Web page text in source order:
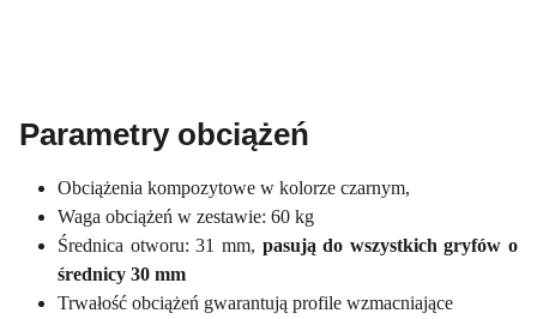
Parametry obciążeń
Obciążenia kompozytowe w kolorze czarnym,
Waga obciążeń w zestawie: 60 kg
Średnica otworu: 31 mm, pasują do wszystkich gryfów o
średnicy 30 mm
Trwałość obciążeń gwarantują profile wzmacniające